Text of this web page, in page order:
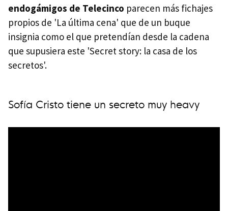
endogámigos de Telecinco parecen más fichajes
propios de 'La última cena' que de un buque
insignia como el que pretendían desde la cadena
que supusiera este 'Secret story: la casa de los
secretos'.
Sofía Cristo tiene un secreto muy heavy